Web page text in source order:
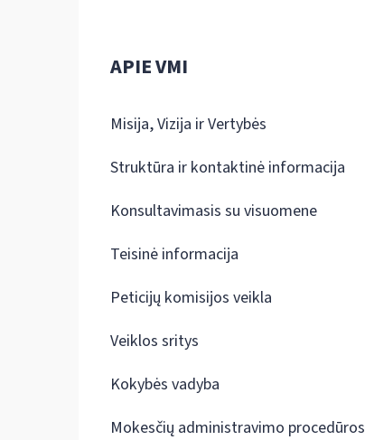
APIE VMI
Misija, Vizija ir Vertybės
Struktūra ir kontaktinė informacija
Konsultavimasis su visuomene
Teisinė informacija
Peticijų komisijos veikla
Veiklos sritys
Kokybės vadyba
Mokesčių administravimo procedūros